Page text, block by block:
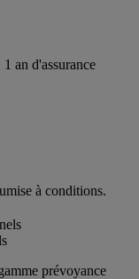
an d'assurance
à conditions.
prévoyance